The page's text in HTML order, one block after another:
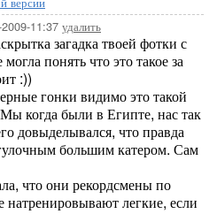
11:37 удалить
загадка твоей фотки с
понять что это такое за
:))
гонки видимо это такой
когда были в Египте, нас так
довыделывался, что правда
большим катером. Сам
что они рекордсмены по
натренировывают легкие, если